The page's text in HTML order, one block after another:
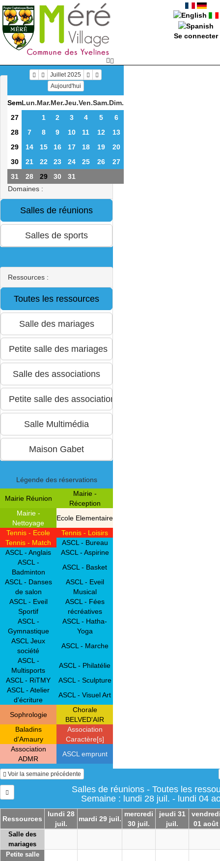
Se connecter
Juillet 2025
Aujourd'hui
SemLun.Mar.Mer.Jeu.Ven.Sam.Dim.
27
1 2 3 4 5
6
28
7 8 9 10 11 12
13
29
14 15 16 17 18 19
20
30
21 22 23 24 25 26
27
31
28 29 30
31
Domaines :
Ressources :
Légende des réservations
Mairie Réunion
Mairie -
Réception
Mairie -
Nettoyage
Ecole Elementaire
Tennis - Ecole
Tennis - Loisirs
Tennis - Match
ASCL - Bureau
ASCL - Anglais
ASCL - Aspirine
ASCL -
Badminton
ASCL - Basket
ASCL - Danses
de salon
ASCL - Eveil
Musical
ASCL - Eveil
Sportif
ASCL - Fées
récréatives
ASCL -
Gymnastique
ASCL - Hatha-
Yoga
ASCL Jeux
société
ASCL - Marche
ASCL -
Multisports
ASCL - Philatélie
ASCL - RiTMY
ASCL - Sculpture
ASCL - Atelier
d'écriture
ASCL - Visuel Art
Sophrologie
Chorale
BELVED'AIR
Baladins
d'Amaury
Association
Caractère[s]
Association
ADMR
ASCL emprunt
Voir la semaine précédente
Salles de réunions - Toutes les
Semaine : lundi 28 juil. - lundi 04
Ressources
lundi 28
juil.
mardi 29 juil.
mercredi
30 juil.
jeudi 31
juil.
01 août
Salle des
mariages
Petite salle